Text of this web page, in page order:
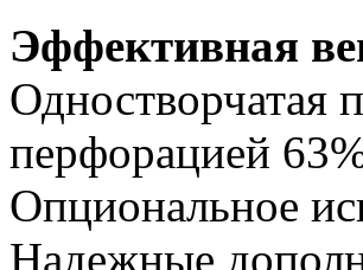
Эффективная
Одностворчатая
перфорацией
Опциональное
Надежные